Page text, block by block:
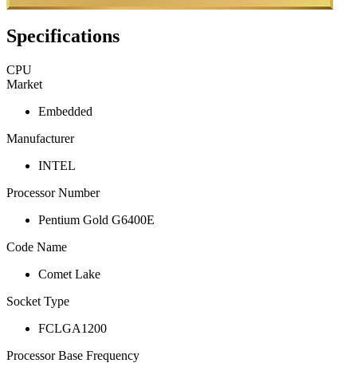
Specifications
CPU
Market
Embedded
Manufacturer
INTEL
Processor Number
Pentium Gold G6400E
Code Name
Comet Lake
Socket Type
FCLGA1200
Processor Base Frequency